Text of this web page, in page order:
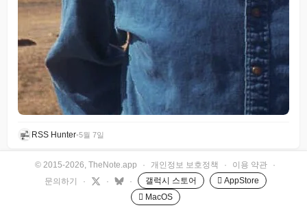
RSS Hunter•5월 7일
© 2015-2026, TheNote.app · 개인정보 보호정책 · 이용 약관
·
문의하기
· · · 갤럭시 스토어
 AppStore
 MacOS